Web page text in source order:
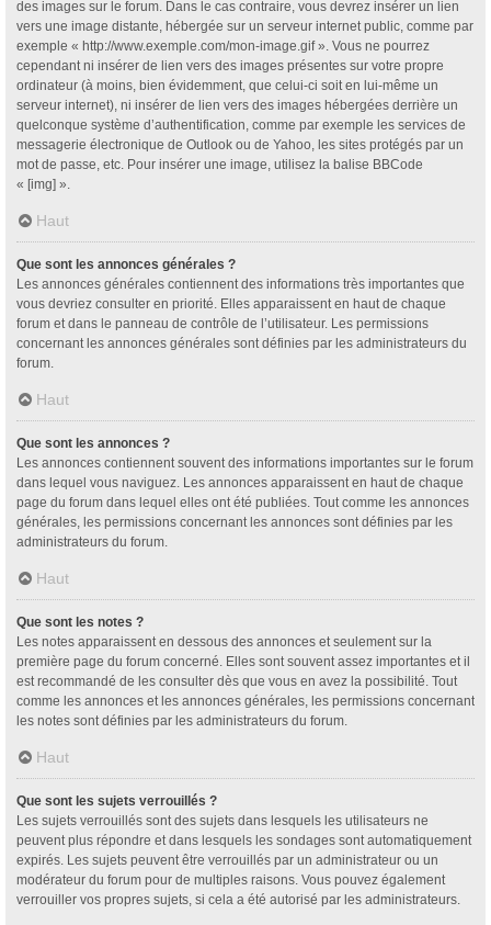
des images sur le forum. Dans le cas contraire, vous devrez insérer un lien
vers une image distante, hébergée sur un serveur internet public, comme par
exemple « http://www.exemple.com/mon-image.gif ». Vous ne pourrez
cependant ni insérer de lien vers des images présentes sur votre propre
ordinateur (à moins, bien évidemment, que celui-ci soit en lui-même un
serveur internet), ni insérer de lien vers des images hébergées derrière un
quelconque système d’authentification, comme par exemple les services de
messagerie électronique de Outlook ou de Yahoo, les sites protégés par un
mot de passe, etc. Pour insérer une image, utilisez la balise BBCode
« [img] ».
Haut
Que sont les annonces générales ?
Les annonces générales contiennent des informations très importantes que
vous devriez consulter en priorité. Elles apparaissent en haut de chaque
forum et dans le panneau de contrôle de l’utilisateur. Les permissions
concernant les annonces générales sont définies par les administrateurs du
forum.
Haut
Que sont les annonces ?
Les annonces contiennent souvent des informations importantes sur le forum
dans lequel vous naviguez. Les annonces apparaissent en haut de chaque
page du forum dans lequel elles ont été publiées. Tout comme les annonces
générales, les permissions concernant les annonces sont définies par les
administrateurs du forum.
Haut
Que sont les notes ?
Les notes apparaissent en dessous des annonces et seulement sur la
première page du forum concerné. Elles sont souvent assez importantes et il
est recommandé de les consulter dès que vous en avez la possibilité. Tout
comme les annonces et les annonces générales, les permissions concernant
les notes sont définies par les administrateurs du forum.
Haut
Que sont les sujets verrouillés ?
Les sujets verrouillés sont des sujets dans lesquels les utilisateurs ne
peuvent plus répondre et dans lesquels les sondages sont automatiquement
expirés. Les sujets peuvent être verrouillés par un administrateur ou un
modérateur du forum pour de multiples raisons. Vous pouvez également
verrouiller vos propres sujets, si cela a été autorisé par les administrateurs.